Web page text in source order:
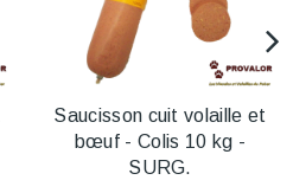
Saucisson cuit volaille et
bœuf - Colis 10 kg -
SURG.